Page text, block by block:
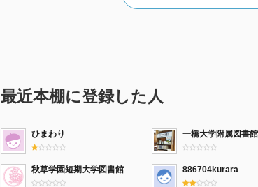
最近本棚に登録した人
ひまわり 一橋大学附属図書
秋草学園短期大学図書館 886704kurara